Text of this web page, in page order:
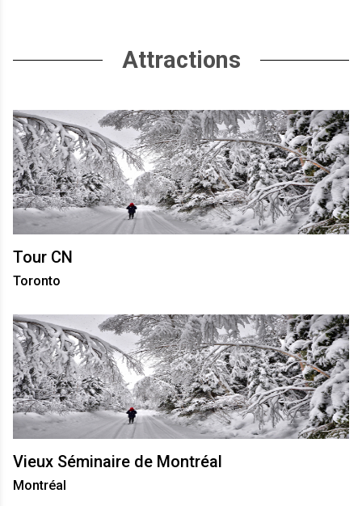
Attractions
Tour CN
Toronto
Vieux Séminaire de Montréal
Montréal